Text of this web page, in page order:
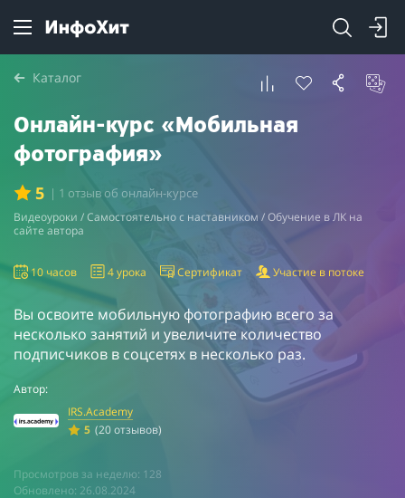
Каталог
Онлайн-курс «Мобильная
фотография»
5 | 1 отзыв об онлайн-курсе
Видеоуроки / Самостоятельно с наставником / Обучение в ЛК на
сайте автора
10 часов 4 урока Сертификат Участие в потоке
Вы освоите мобильную фотографию всего за
несколько занятий и увеличите количество
подписчиков в соцсетях в несколько раз.
Автор:
IRS.Academy
5 (20 отзывов)
Просмотров за неделю: 128
Обновлено: 26.08.2024